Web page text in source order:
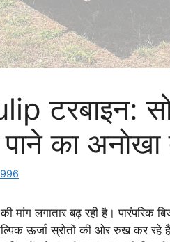
टरबाइन:
का अनोखा
मांग लगातार बढ़ रही है। पारंपरिक
ऊर्जा स्रोतों की ओर रुख कर